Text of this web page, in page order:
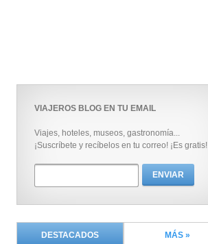
VIAJEROS BLOG EN TU EMAIL
Viajes, hoteles, museos, gastronomía...
¡Suscríbete y recíbelos en tu correo! ¡Es gratis!
DESTACADOS MÁS »